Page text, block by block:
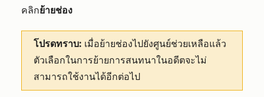
คลิกย้ายช่อง
โปรดทราบ: เมื่อย้ายช่องไปยังศูนย์ช่วยเหลือแล้ว
ตัวเลือกในการย้ายการสนทนาในอดีตจะไม่
สามารถใช้งานได้อีกต่อไป